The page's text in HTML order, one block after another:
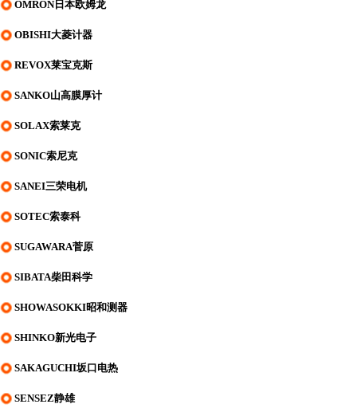
OMRON日本欧姆龙
OBISHI大菱计器
REVOX莱宝克斯
SANKO山高膜厚计
SOLAX索莱克
SONIC索尼克
SANEI三荣电机
SOTEC索泰科
SUGAWARA菅原
SIBATA柴田科学
SHOWASOKKI昭和测器
SHINKO新光电子
SAKAGUCHI坂口电热
SENSEZ静雄